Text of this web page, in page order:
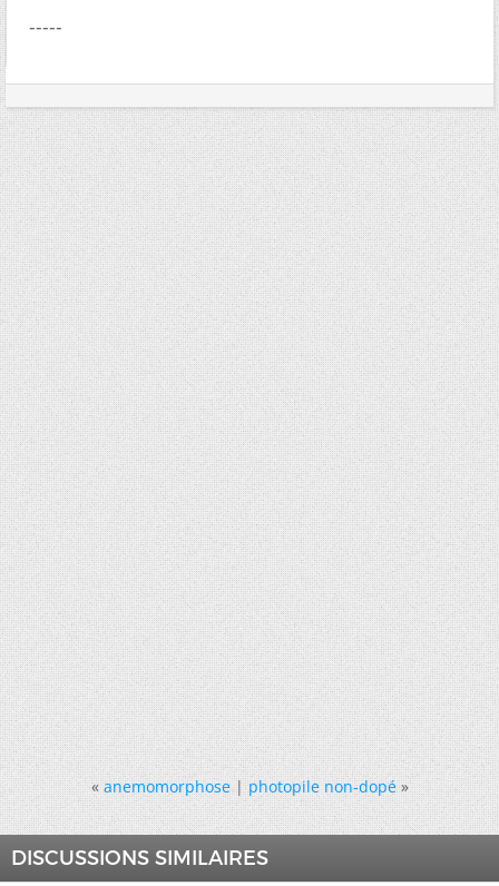
-----
« anemomorphose|photopile non-dopé »
DISCUSSIONS SIMILAIRES